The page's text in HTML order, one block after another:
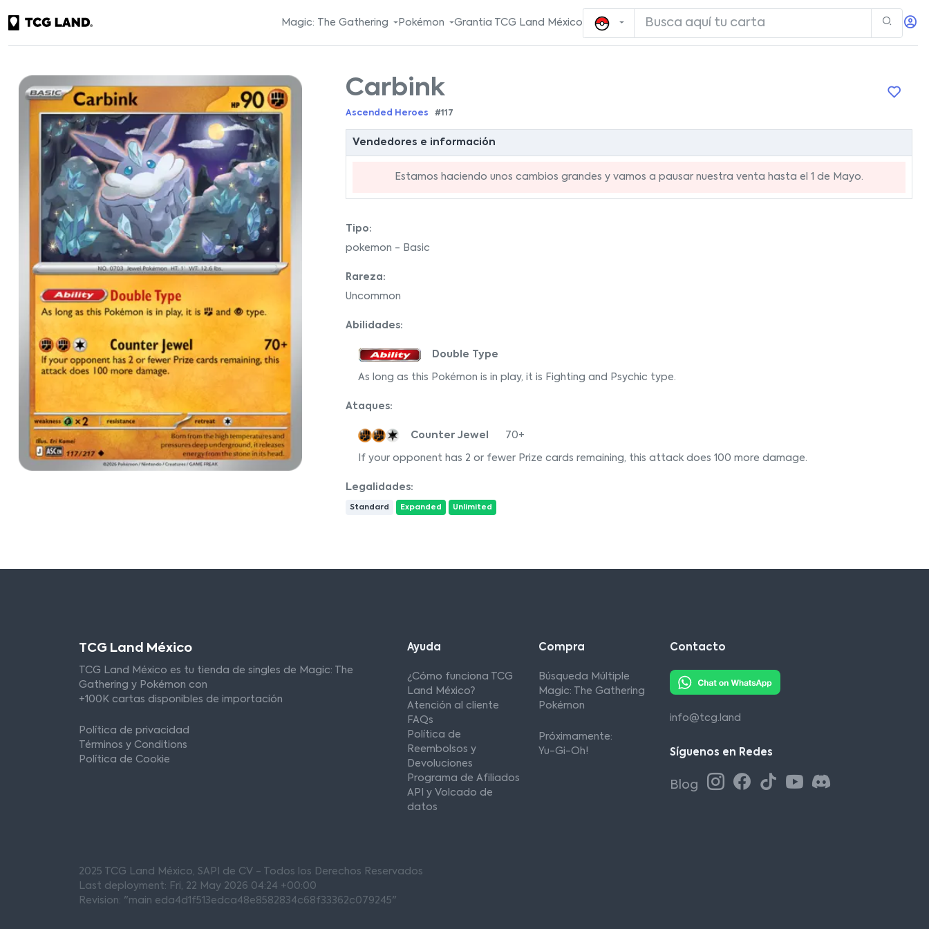
Magic: The Gathering Pokémon Grantia TCG Land México
Carbink
Ascended Heroes #117
Vendedores e información
Estamos haciendo unos cambios grandes y vamos a pausar nuestra venta hasta el 1 de Mayo.
Tipo:
pokemon - Basic
Rareza:
Uncommon
Abilidades:
Double Type
As long as this Pokémon is in play, it is Fighting and Psychic type.
Ataques:
Counter Jewel 70+
If your opponent has 2 or fewer Prize cards remaining, this attack does 100 more damage.
Legalidades:
Standard Expanded Unlimited
TCG Land México
TCG Land México es tu tienda de singles de Magic: The
Gathering y Pokémon con
+100K cartas disponibles de importación
Política de privacidad
Términos y Conditions
Política de Cookie
Ayuda
¿Cómo funciona TCG
Land México?
Atención al cliente
FAQs
Política de
Reembolsos y
Devoluciones
Programa de Afiliados
API y Volcado de
datos
Compra
Búsqueda Múltiple
Magic: The Gathering
Pokémon
Próximamente:
Yu-Gi-Oh!
Contacto
info@tcg.land
Síguenos en Redes
Blog
2025 TCG Land México, SAPI de CV - Todos los Derechos Reservados
Last deployment: Fri, 22 May 2026 04:24 +00:00
Revision: "main eda4d1f513edca48e8582834c68f33362c079245"